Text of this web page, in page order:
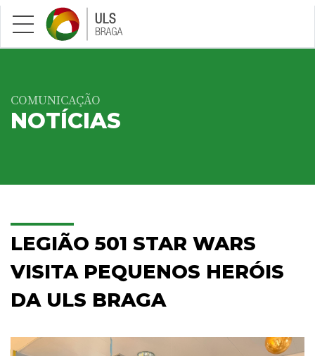
Saltar para conteúdo principal
COMUNICAÇÃO
NOTÍCIAS
LEGIÃO 501 STAR WARS
VISITA PEQUENOS HERÓIS
DA ULS BRAGA